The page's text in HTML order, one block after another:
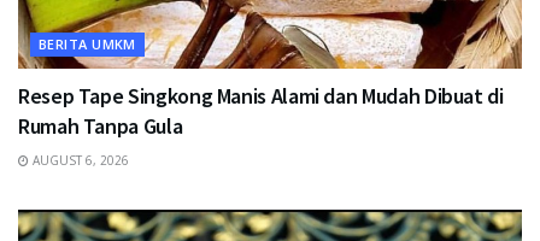
BERITA UMKM
Resep Tape Singkong Manis Alami dan Mudah Dibuat di
Rumah Tanpa Gula
AUGUST 6, 2026